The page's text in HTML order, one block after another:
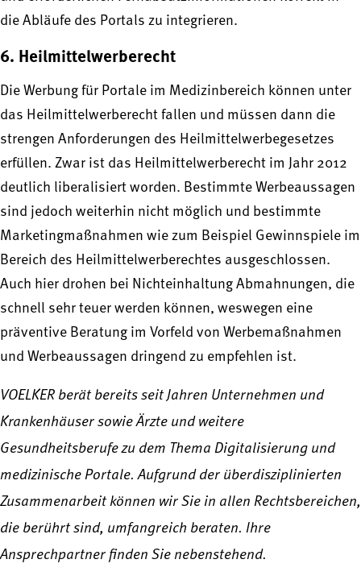
die Abläufe des Portals zu integrieren.
6. Heilmittelwerberecht
Die Werbung für Portale im Medizinbereich können unter
das Heilmittelwerberecht fallen und müssen dann die
strengen Anforderungen des Heilmittelwerbegesetzes
erfüllen. Zwar ist das Heilmittelwerberecht im Jahr 2012
deutlich liberalisiert worden. Bestimmte Werbeaussagen
sind jedoch weiterhin nicht möglich und bestimmte
Marketingmaßnahmen wie zum Beispiel Gewinnspiele im
Bereich des Heilmittelwerberechtes ausgeschlossen.
Auch hier drohen bei Nichteinhaltung Abmahnungen, die
schnell sehr teuer werden können, weswegen eine
präventive Beratung im Vorfeld von Werbemaßnahmen
und Werbeaussagen dringend zu empfehlen ist.
VOELKER berät bereits seit Jahren Unternehmen und
Krankenhäuser sowie Ärzte und weitere
Gesundheitsberufe zu dem Thema Digitalisierung und
medizinische Portale. Aufgrund der überdisziplinierten
Zusammenarbeit können wir Sie in allen Rechtsbereichen,
die berührt sind, umfangreich beraten. Ihre
Ansprechpartner finden Sie nebenstehend.